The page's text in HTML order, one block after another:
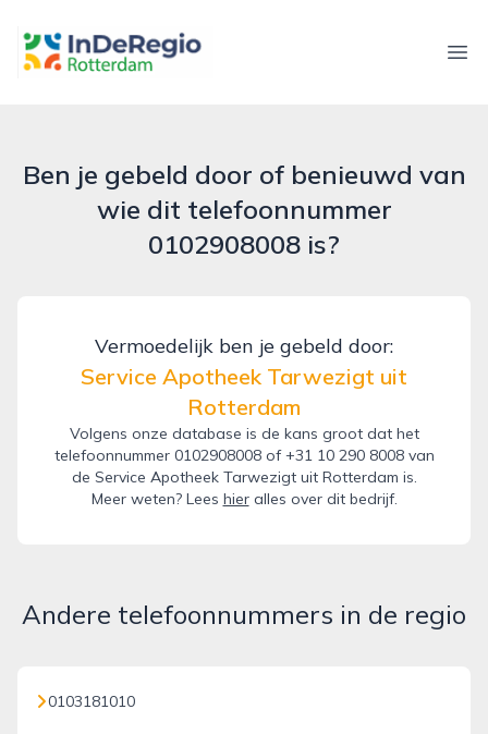
inderegiorotterdam.nl
Ben je gebeld door of benieuwd van
wie dit telefoonnummer
0102908008 is?
Vermoedelijk ben je gebeld door:
Service Apotheek Tarwezigt uit
Rotterdam
Volgens onze database is de kans groot dat het
telefoonnummer 0102908008 of +31 10 290 8008 van
de Service Apotheek Tarwezigt uit Rotterdam is.
Meer weten? Lees hieralles over dit bedrijf.
Andere telefoonnummers in de regio
0103181010